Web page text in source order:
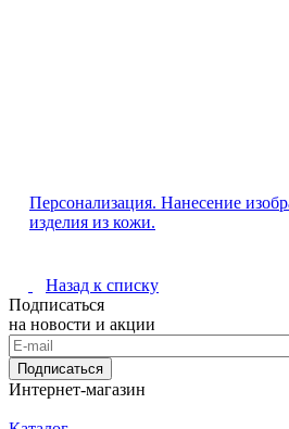
Персонализация. Нанесение
изделия из кожи.
Назад к списку
Подписаться
на новости и акции
Подписаться
Интернет-магазин